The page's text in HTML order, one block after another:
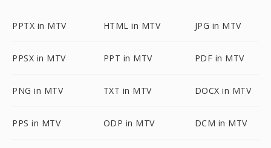
PPTX in MTV HTML in MTV JPG in MTV
PPSX in MTV PPT in MTV PDF in MTV
PNG in MTV TXT in MTV DOCX in MTV
PPS in MTV ODP in MTV DCM in MTV